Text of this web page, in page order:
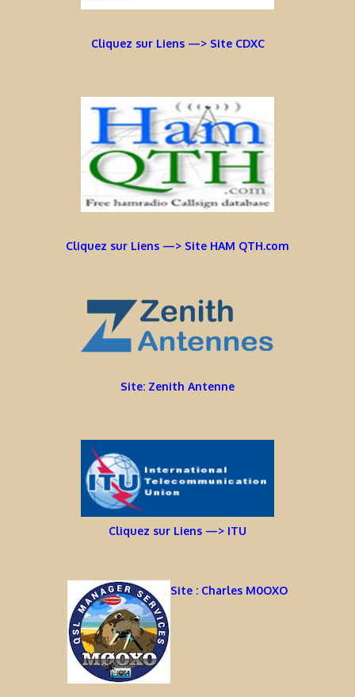
Cliquez sur Liens —> Site CDXC
Cliquez sur Liens —> Site HAM QTH.com
Site: Zenith Antenne
Cliquez sur Liens —> ITU
Site : Charles M0OXO